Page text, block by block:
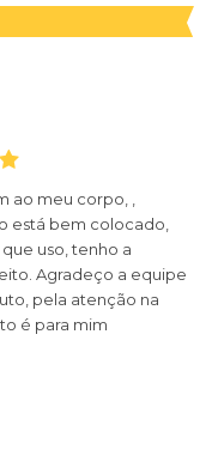
ao meu corpo, ,
está bem colocado,
uso, tenho a
Agradeço a equipe
pela atenção na
é para mim